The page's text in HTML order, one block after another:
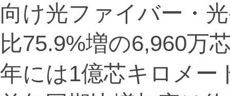
向け光ファイバー・
比75.9%増の6,960万
年には1億芯キロメー